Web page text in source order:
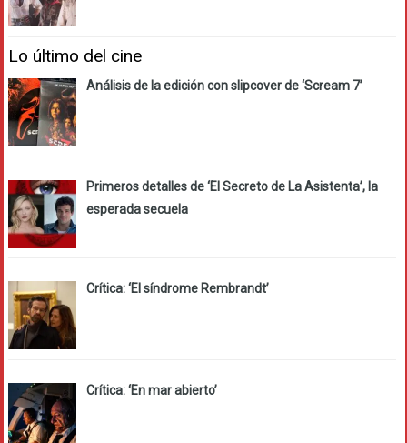
Lo último del cine
Análisis de la edición con slipcover de ‘Scream 7’
Primeros detalles de ‘El Secreto de La Asistenta’, la
esperada secuela
Crítica: ‘El síndrome Rembrandt’
Crítica: ‘En mar abierto’